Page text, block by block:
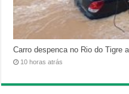
Carro despenca no Rio do Tigre
10 horas atrás